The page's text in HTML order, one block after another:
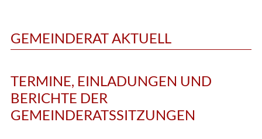
GEMEINDERAT AKTUELL
TERMINE, EINLADUNGEN UND
BERICHTE DER
GEMEINDERATSSITZUNGEN